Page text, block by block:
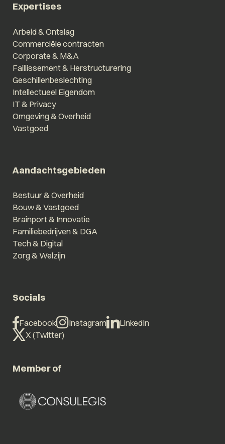
Expertises
Arbeid & Ontslag
Commerciële contracten
Corporate & M&A
Faillissement & Herstructurering
Geschillenbeslechting
Intellectueel Eigendom
IT & Privacy
Omgeving & Overheid
Vastgoed
Aandachtsgebieden
Bestuur & Overheid
Bouw & Vastgoed
Brainport & Innovatie
Familiebedrijven & DGA
Tech & Digital
Zorg & Welzijn
Socials
Facebook Instagram
LinkedIn
X (Twitter)
Member of